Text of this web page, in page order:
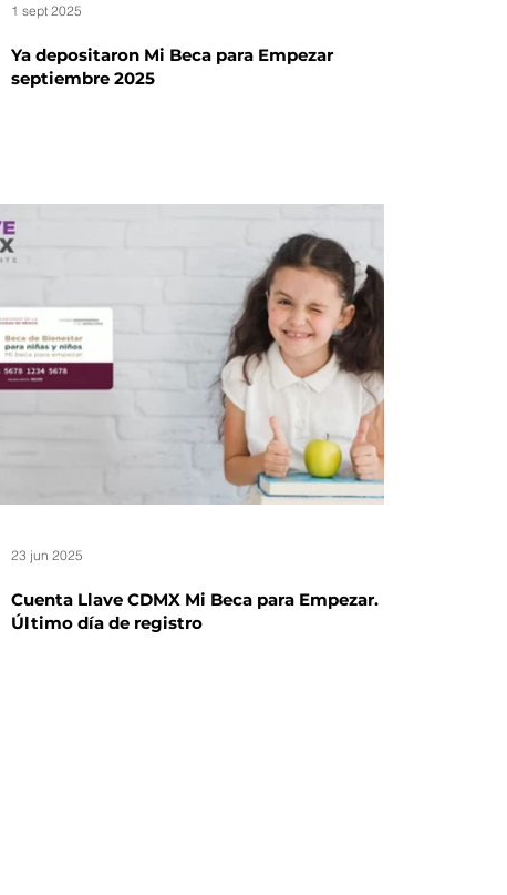
Ya depositaron Mi Beca para Empezar
septiembre 2025
1 sept 2025
Cuenta Llave CDMX Mi Beca para Empezar.
Último día de registro
23 jun 2025